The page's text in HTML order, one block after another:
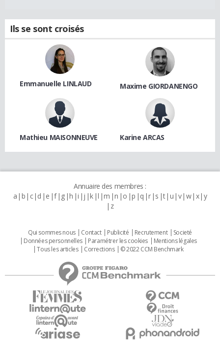
Ils se sont croisés
Emmanuelle LINLAUD Maxime GIORDANENGO
Mathieu MAISONNEUVE Karine ARCAS
Annuaire des membres :
a b c d e f g h i j k l m n o p q r s t u v w x y
z
Qui sommes nous Contact Publicité Recrutement
Societé
Données personnelles
Paramétrer les cookies
Mentions légales
Tous les articles
Corrections © 2022 CCM Benchmark